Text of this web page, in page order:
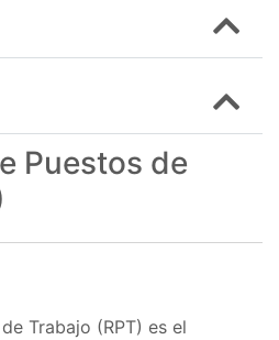
Puestos de
Trabajo (RPT) es el